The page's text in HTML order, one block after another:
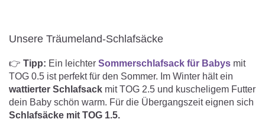
Unsere Träumeland-Schlafsäcke
👉 Tipp: Ein leichter Sommerschlafsack für Babys mit
TOG 0.5 ist perfekt für den Sommer. Im Winter hält ein
wattierter Schlafsack mit TOG 2.5 und kuscheligem Futter
dein Baby schön warm. Für die Übergangszeit eignen sich
Schlafsäcke mit TOG 1.5.